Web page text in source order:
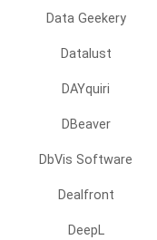
Data Geekery
Datalust
DAYquiri
DBeaver
DbVis Software
Dealfront
DeepL